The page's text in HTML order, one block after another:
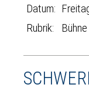
Datum:
Rubrik:
Bühne